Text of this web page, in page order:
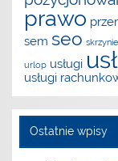
prawo
sem seo skrzynie
urlop usługi
usługi
Ostatnie wpisy